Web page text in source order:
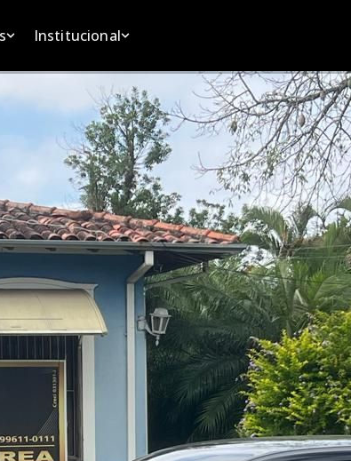
seu imóvel
Institucional
São José dos Campos
Localização
Fale conosco
imóvel
imóvel
Institucional
Quem somos
São José dos Campos
Localização
Fale conosco